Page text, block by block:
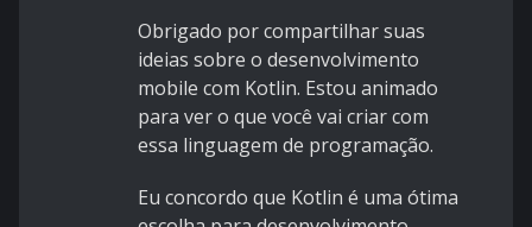
Obrigado por compartilhar suas
ideias sobre o desenvolvimento
mobile com Kotlin. Estou animado
para ver o que você vai criar com
essa linguagem de programação.
Eu concordo que Kotlin é uma ótima